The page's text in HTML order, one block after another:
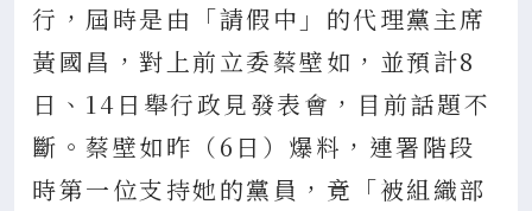
行，屆時是由「請假中」的代理黨主席
黃國昌，對上前立委蔡壁如，並預計8
日、14日舉行政見發表會，目前話題不
斷。蔡壁如昨（6日）爆料，連署階段
時第一位支持她的黨員，竟「被組織部